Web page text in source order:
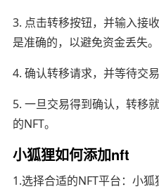
3. 点击转移按钮，并输入接
是准确的，以避免资金丢失。
4. 确认转移请求，并等待交易
5. 一旦交易得到确认，转移
的NFT。
小狐狸如何添加nft
1.选择合适的NFT平台：小